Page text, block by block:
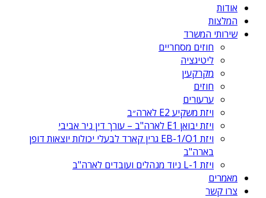
אודות
המלצות
שירותי המשרד
חוזים מסחריים
ליטיגציה
מקרקעין
חוזים
ערעורים
ויזת משקיע E2 לארה״ב
ויזת יבואן E1 לארה"ב – עורך דין ניר אביבי
ויזת EB-1/O1 גרין קארד לבעלי יכולות יוצאות דופן
בארה"ב
ויזת L-1 ניוד מנהלים ועובדים לארה"ב
מאמרים
צרו קשר